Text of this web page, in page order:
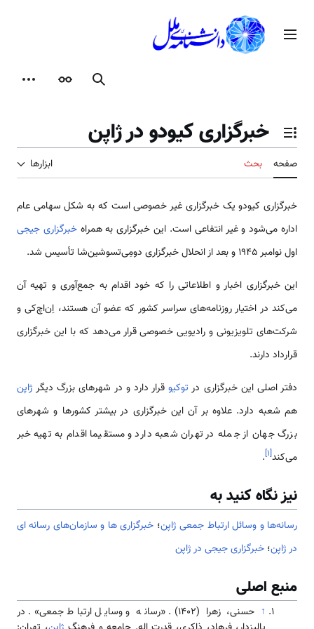
محتوامنوی اصلی
جستجوظاهر
تغییر وضعیت فهرست محتویات
خبرگزاری کیودو در ژاپن
صفحه بحث ابزارها
خبرگزاری کیودو یک خبرگزاری غیر خصوصی است که به شکل سهامی عام
اداره می‌شود و غیر انتفاعی است. این خبرگزاری به همراهخبرگزاری جیجی
اول نوامبر 1945 و بعد از انحلال خبرگزاری دومِی‌تسوشین‌شا تأسیس شد.
این خبرگزاری اخبار و اطلاعاتی را که خود اقدام به جمع‌آوری و تهیه آن
می‌کند در اختیار روزنامه‌های سراسر کشور که عضو آن هستند، اِن‌اچ‌کی و
شرکت‌های تلویزیونی و رادیویی خصوصی قرار می‌دهد که با این خبرگزاری
قرارداد دارند.
دفتر اصلی این خبرگزاری در توکیوقرار دارد و در شهرهای بزرگ دیگر ژاپن
هم شعبه دارد. علاوه بر آن این خبرگزاری در بیشتر کشورها و شهرهای
بزرگ جهان از جمله در تهران شعبه دارد و مستقیما اقدام به تهیه خبر
می‌کند[۱]
.
نیز نگاه کنید به
رسانه‌ها و وسائل ارتباط جمعی ژاپن؛ خبرگزاری ها و سازمان‌های رسانه ای
در ژاپن؛ خبرگزاری جیجی در ژاپن
منبع اصلی
↑
حسنی، زهرا (1402). «رسانه و وسایل ارتباط جمعی». در